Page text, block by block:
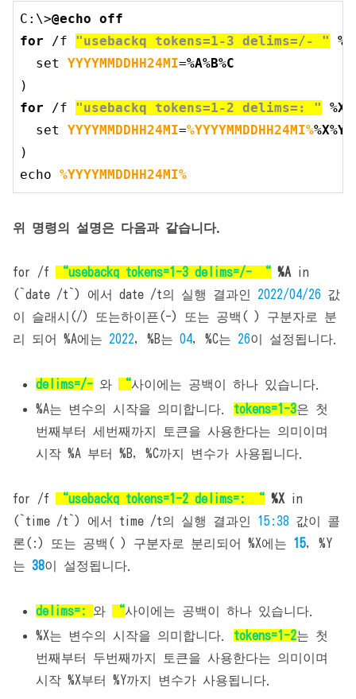
C:\>@echo off
for /f "usebackq tokens=1-3 delims=/- "
  set
YYYYMMDDHH24MI=%A%B%C
for /f "usebackq tokens=1-2 delims=: " %X
  set
YYYYMMDDHH24MI=%YYYYMMDDHH24MI%%X%Y
)
echo %YYYYMMDDHH24MI%
위 명령의 설명은 다음과 같습니다.
for /f “usebackq tokens=1-3 delims=/- “ %A
in
(`date /t`) 에서 date /t의 실행 결과인 2022/04/26 값
이 슬래시(/) 또는하이픈(-) 또는 공백( ) 구분자로 분
리 되어 %A에는 2022, %B는 04, %C는 26이 설정됩니다.
delims=/- 와 “사이에는 공백이 하나 있습니다.
%A는 변수의 시작을 의미합니다. tokens=1-3은 첫
번째부터 세번째까지 토큰을 사용한다는 의미이며
시작 %A 부터 %B, %C까지 변수가 사용됩니다.
for /f “usebackq tokens=1-2 delims=: “ %X
in
(`time /t`) 에서 time /t의 실행 결과인 15:38 값이 콜
론(:) 또는 공백( ) 구분자로 분리되어 %X에는 15, %Y
는 38이 설정됩니다.
delims=: 와 “사이에는 공백이 하나 있습니다.
%X는 변수의 시작을 의미합니다. tokens=1-2는 첫
번째부터 두번째까지 토큰을 사용한다는 의미이며
시작 %X부터 %Y까지 변수가 사용됩니다.